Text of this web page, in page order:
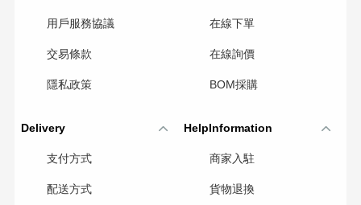
用戶服務協議
交易條款
隱私政策
在線下單
在線詢價
BOM採購
Delivery
支付方式
配送方式
HelpInformation
商家入駐
貨物退換